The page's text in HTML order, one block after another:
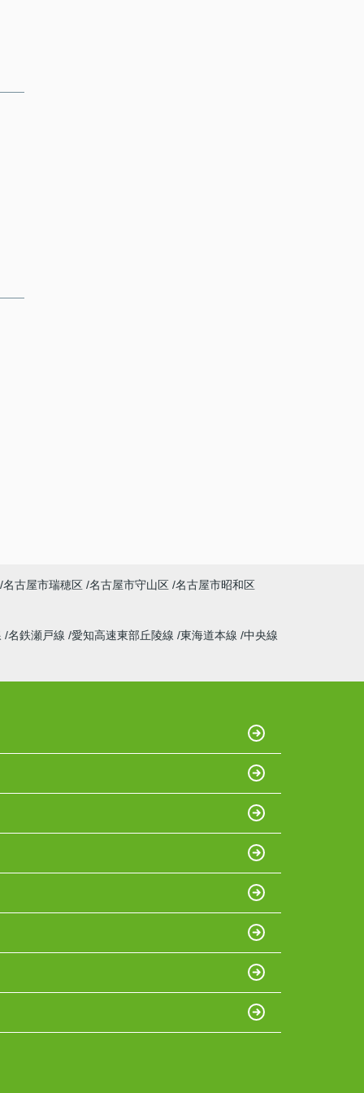
名古屋市瑞穂区 名古屋市守山区 名古屋市昭和区
名鉄瀬戸線 愛知高速東部丘陵線 東海道本線 中央線